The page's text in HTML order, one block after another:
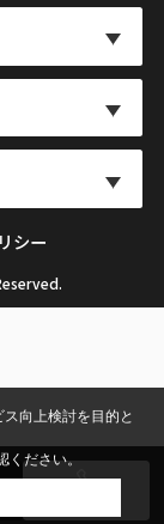
シー
向上検討を目的と
ください。